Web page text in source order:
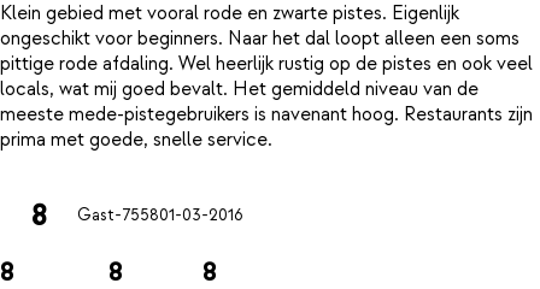
Klein gebied met vooral rode en zwarte pistes. Eigenlijk
ongeschikt voor beginners. Naar het dal loopt alleen een soms
pittige rode afdaling. Wel heerlijk rustig op de pistes en ook veel
locals, wat mij goed bevalt. Het gemiddeld niveau van de
meeste mede-pistegebruikers is navenant hoog. Restaurants zijn
8 Gast-755801-03-2016
8 8 8